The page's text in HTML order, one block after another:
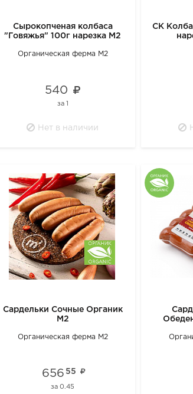
Сырокопченая колбаса
"Говяжья" 100г нарезка М2
Органическая ферма М2
540
за 1
Нет в наличии
СК
Сардельки Сочные Органик
М2
Органическая ферма М2
656 55
за0.45